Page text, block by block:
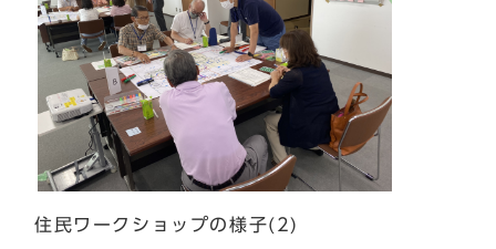
住民ワークショップの様子(2)